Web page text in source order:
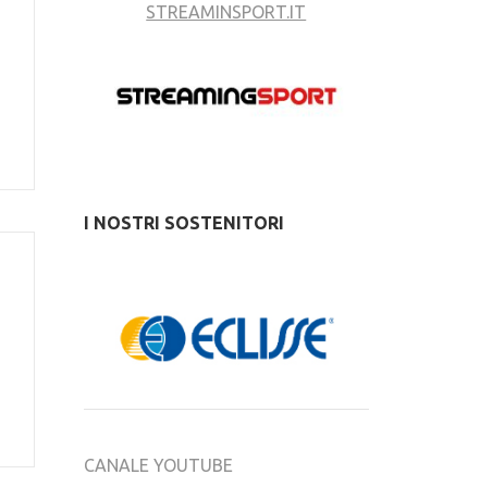
STREAMINSPORT.IT
I NOSTRI SOSTENITORI
CANALE YOUTUBE